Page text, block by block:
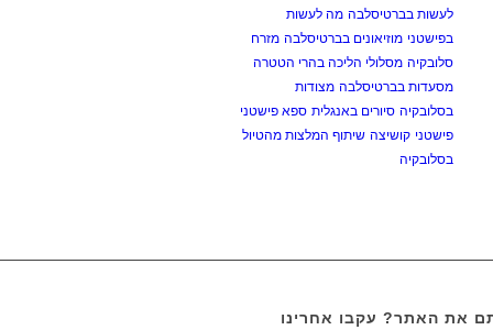
לעשות בברטיסלבה מה לעשות
בפישטני מוזיאונים בברטיסלבה מזרח
סלובקיה מסלולי הליכה בהרי הטטרה
מסעדות בברטיסלבה מצודות
בסלובקיה סיורים באנגלית ספא פישטני
פישטני קושיצה שיתוף המלצות מהטיול
בסלובקיה
את האתר? עקבו אחרינו